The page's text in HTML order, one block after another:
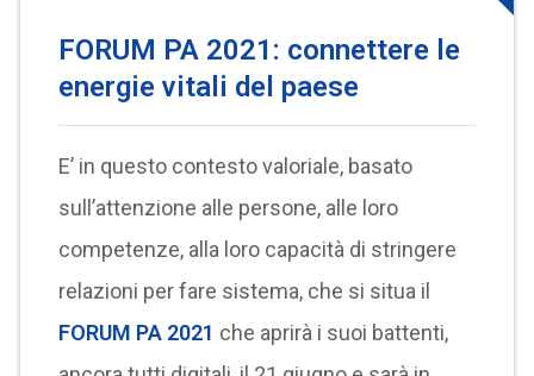
FORUM PA 2021: connettere le
energie vitali del paese
E’ in questo contesto valoriale, basato
sull’attenzione alle persone, alle loro
competenze, alla loro capacità di stringere
relazioni per fare sistema, che si situa il
FORUM PA 2021 che aprirà i suoi battenti,